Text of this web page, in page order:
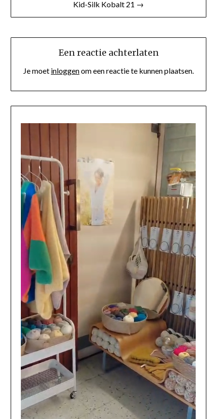
Kid-Silk Kobalt 21 →
Een reactie achterlaten
Je moet inloggenom een reactie te kunnen plaatsen.